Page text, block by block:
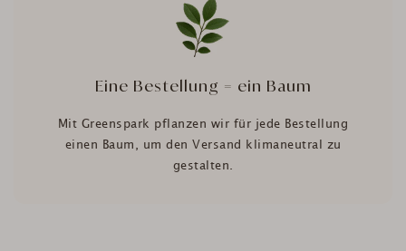
Eine Bestellung = ein Baum
Mit Greenspark pflanzen wir für jede Bestellung
einen Baum, um den Versand klimaneutral zu
gestalten.